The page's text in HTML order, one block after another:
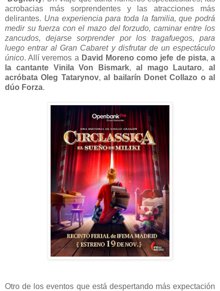
acrobacias más sorprendentes y las atracciones más
delirantes. Una experiencia para toda la familia, que podrá
medir su fuerza con el mazo del forzudo, caminar entre los
zancudos, dejarse sorprender por los tragafuegos, para
luego entrar al Gran Cabaret y disfrutar de un espectáculo
único. Allí veremos a David Moreno como jefe de pista,a
la cantante Vinila Von Bismark, al mago Lautaro, al
acróbata Oleg Tatarynov, al bailarín Donet Collazo o al
dúo Forza.
Otro de los eventos que está despertando más expectación